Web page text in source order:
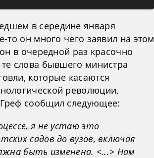
в середине января
то он много чего заявил на этом
в очередной раз красочно
слова бывшего министра
которые касаются
революции,
Греф сообщил следующее:
я не устаю это
садов до вузов, включая
быть изменена. <...> Нам